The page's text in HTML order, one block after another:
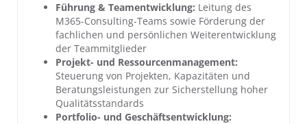
Führung & Teamentwicklung: Leitung des
M365-Consulting-Teams sowie Förderung der
fachlichen und persönlichen Weiterentwicklung
der Teammitglieder
Projekt- und Ressourcenmanagement:
Steuerung von Projekten, Kapazitäten und
Beratungsleistungen zur Sicherstellung hoher
Qualitätsstandards
Portfolio- und Geschäftsentwicklung: